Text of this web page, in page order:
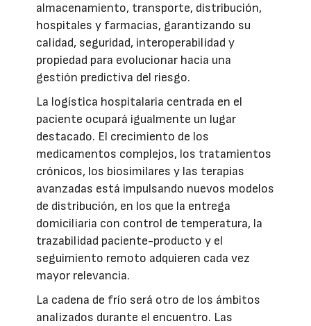
almacenamiento, transporte, distribución,
hospitales y farmacias, garantizando su
calidad, seguridad, interoperabilidad y
propiedad para evolucionar hacia una
gestión predictiva del riesgo.
La logística hospitalaria centrada en el
paciente ocupará igualmente un lugar
destacado. El crecimiento de los
medicamentos complejos, los tratamientos
crónicos, los biosimilares y las terapias
avanzadas está impulsando nuevos modelos
de distribución, en los que la entrega
domiciliaria con control de temperatura, la
trazabilidad paciente-producto y el
seguimiento remoto adquieren cada vez
mayor relevancia.
La cadena de frío será otro de los ámbitos
analizados durante el encuentro. Las